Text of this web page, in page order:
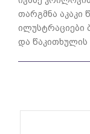
თარგმნა აკაკი
ილუსტრაციები
და წაკითხულის